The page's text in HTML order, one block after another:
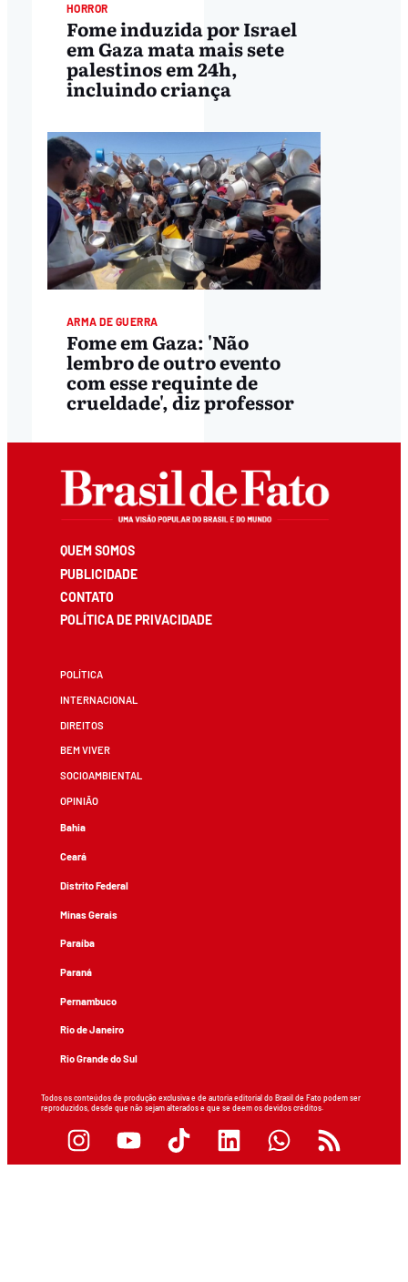
HORROR
Fome induzida por Israel
em Gaza mata mais sete
palestinos em 24h,
incluindo criança
ARMA DE GUERRA
Fome em Gaza: 'Não
lembro de outro evento
com esse requinte de
crueldade', diz professor
QUEM SOMOS
PUBLICIDADE
CONTATO
POLÍTICA DE PRIVACIDADE
POLÍTICA
INTERNACIONAL
DIREITOS
BEM VIVER
SOCIOAMBIENTAL
OPINIÃO
Bahia
Ceará
Distrito Federal
Minas Gerais
Paraíba
Paraná
Pernambuco
Rio de Janeiro
Rio Grande do Sul
Todos os conteúdos de produção exclusiva e de autoria editorial do Brasil de Fato podem ser
reproduzidos, desde que não sejam alterados e que se deem os devidos créditos.